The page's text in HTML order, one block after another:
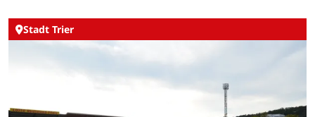
Stadt Trier